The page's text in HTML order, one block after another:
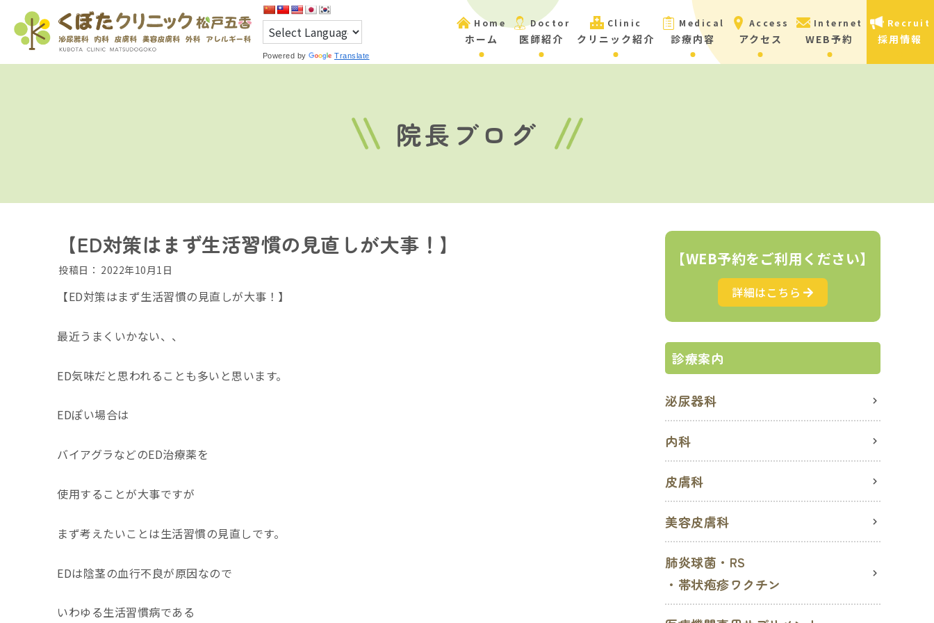
Powered by Translate
Home
ホーム
Doctor
医師紹介
Clinic
クリニック紹介
Medical
診療内容
Access
アクセス
Internet
WEB予約
Recruit
採用情報
院長ブログ
【ED対策はまず生活習慣の見直しが大事！】
投稿日： 2022年10月1日
【ED対策はまず生活習慣の見直しが大事！】
最近うまくいかない、、
ED気味だと思われることも多いと思います。
EDぽい場合は
バイアグラなどのED治療薬を
使用することが大事ですが
まず考えたいことは生活習慣の見直しです。
EDは陰茎の血行不良が原因なので
いわゆる生活習慣病である
【WEB予約をご利用ください】
詳細はこちら
診療案内
泌尿器科
内科
皮膚科
美容皮膚科
肺炎球菌・RS
・帯状疱疹ワクチン